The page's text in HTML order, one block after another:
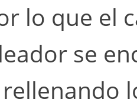
lo que el
se